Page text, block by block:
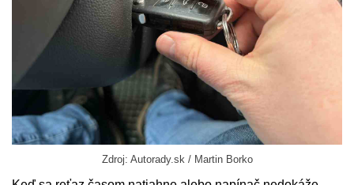
Zdroj: Autorady.sk / Martin Borko